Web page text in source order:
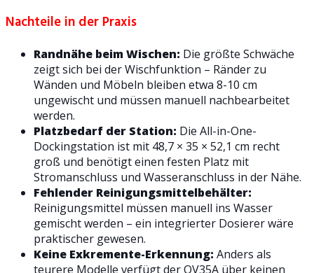
Nachteile in der Praxis
Randnähe beim Wischen: Die größte Schwäche
zeigt sich bei der Wischfunktion – Ränder zu
Wänden und Möbeln bleiben etwa 8-10 cm
ungewischt und müssen manuell nachbearbeitet
werden.
Platzbedarf der Station: Die All-in-One-
Dockingstation ist mit 48,7 × 35 × 52,1 cm recht
groß und benötigt einen festen Platz mit
Stromanschluss und Wasseranschluss in der Nähe.
Fehlender Reinigungsmittelbehälter:
Reinigungsmittel müssen manuell ins Wasser
gemischt werden – ein integrierter Dosierer wäre
praktischer gewesen.
Keine Exkremente-Erkennung: Anders als
teurere Modelle verfügt der QV35A über keinen